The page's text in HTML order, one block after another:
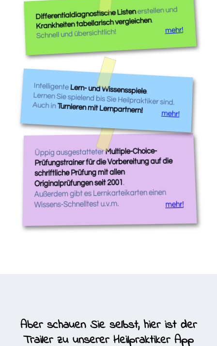
Differentialdiagnostische Listenerstellen und
Krankheiten tabellarisch vergleichen.
Schnell und übersichtlich! mehr!
IntelligenteLern- und Wissensspiele.
Lernen Sie spielend bis Sie Heilpraktiker sind.
Auch inTurnieren mit Lernpartnern! mehr!
Üppig ausgestatteterMultiple-Choice-
Prüfungstrainer für die Vorbereitung auf die
schriftliche Prüfung mit allen
Originalprüfungen seit 2001.
Außerdem gibt es Lernkarteikarten einen
Wissens-Schnelltest u.v.m. mehr!
Aber schauen Sie selbst, hier ist der
Trailer zu unserer Heilpraktiker App